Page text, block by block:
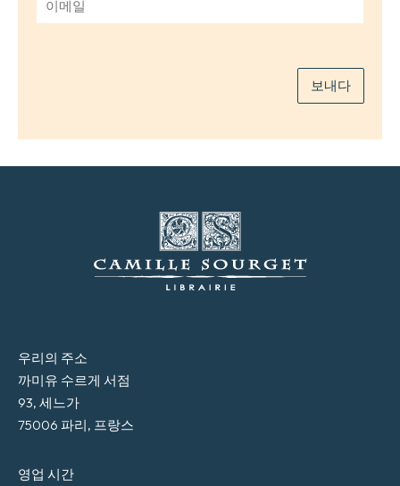
메
보내다
우리의 주소
까미유 수르게 서점
93, 세느가
75006 파리, 프랑스
영업 시간